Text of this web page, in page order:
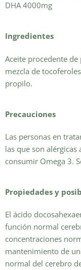
DHA 4000mg
Ingredientes
Aceite procedente de
mezcla de
propilo.
Precauciones
Las personas en
las que son
consumir Omega 3.
Propiedades y
El ácido
función normal
concentraciones
mantenimiento de
normal del cerebro